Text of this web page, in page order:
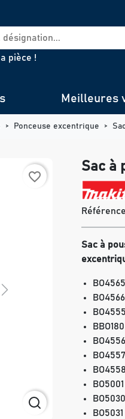
pièce !
Meilleures
Ponceuse excentrique
favorite_border
Next
Sac à
Sac à
BO4565
BO4566
BO4555
BBO180
BO4556
BO4557
BO4558
BO5001
BO5030
BO5031